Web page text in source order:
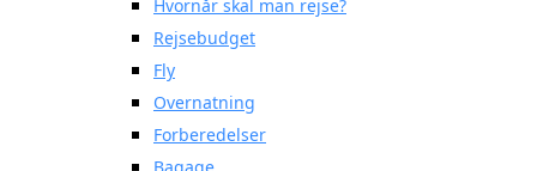
Hvornår skal man rejse?
Rejsebudget
Fly
Overnatning
Forberedelser